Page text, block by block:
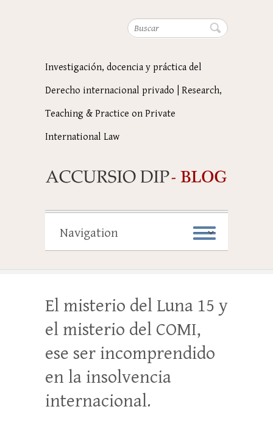
Buscar
Investigación, docencia y práctica del
Derecho internacional privado | Research,
Teaching & Practice on Private
International Law
El misterio del Luna 15 y
el misterio del COMI,
ese ser incomprendido
en la insolvencia
internacional.